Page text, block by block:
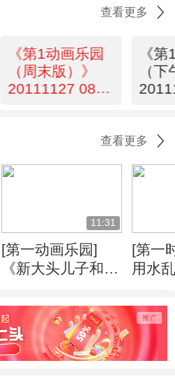
查看更多
《第1动画乐园
（周末版）》
20111127 08：
《
（
查看更多
11:31
[第一动画乐园]
《新大头儿子和小
季） 超级大泡泡/
灵感女神
[第一
用水
车成